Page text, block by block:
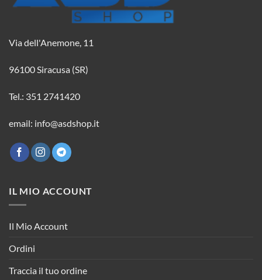
Via dell'Anemone, 11
96100 Siracusa (SR)
Tel.: 351 2741420
email: info@asdshop.it
IL MIO ACCOUNT
Il Mio Account
Ordini
Traccia il tuo ordine